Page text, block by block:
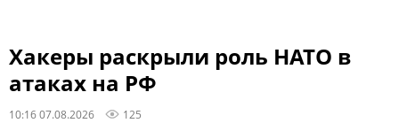
Хакеры раскрыли роль НАТО в
атаках на РФ
10:16 07.08.2026 125